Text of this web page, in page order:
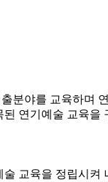
분야를 교육하며
연기예술 교육을
교육을 정립시켜